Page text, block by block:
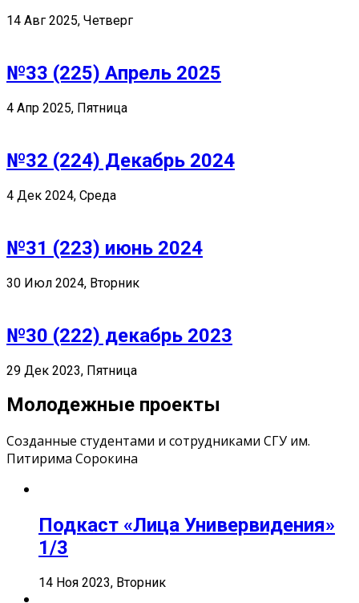
14 Авг 2025, Четверг
№33 (225) Апрель 2025
4 Апр 2025, Пятница
№32 (224) Декабрь 2024
4 Дек 2024, Среда
№31 (223) июнь 2024
30 Июл 2024, Вторник
№30 (222) декабрь 2023
29 Дек 2023, Пятница
Молодежные проекты
Созданные студентами и сотрудниками СГУ им.
Питирима Сорокина
Подкаст «Лица Универвидения»
1/3
14 Ноя 2023, Вторник